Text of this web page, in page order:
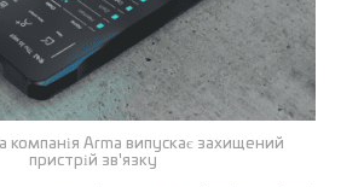
компанія Arma випускає захищений
пристрій зв'язку